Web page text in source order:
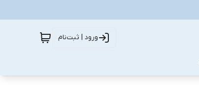
ورود | ثبت‌نام